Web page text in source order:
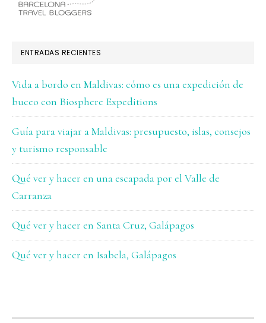
ENTRADAS RECIENTES
Vida a bordo en Maldivas: cómo es una expedición de
buceo con Biosphere Expeditions
Guía para viajar a Maldivas: presupuesto, islas, consejos
y turismo responsable
Qué ver y hacer en una escapada por el Valle de
Carranza
Qué ver y hacer en Santa Cruz, Galápagos
Qué ver y hacer en Isabela, Galápagos